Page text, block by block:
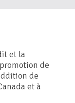
et la
de
de
et à